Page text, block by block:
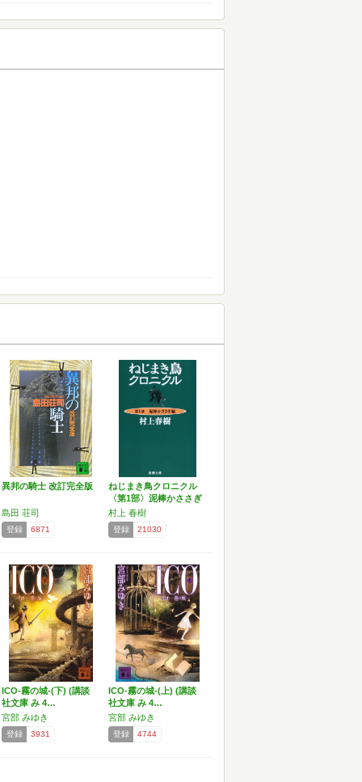
異邦の騎士 改訂完全版
島田 荘司
登録 6871
ねじまき鳥クロニクル
〈第1部〉泥棒かささぎ
編…
村上 春樹
登録 21030
ICO-霧の城-(下) (講談
社文庫 み 4…
宮部 みゆき
登録 3931
ICO-霧の城-(上) (講談
社文庫 み 4…
宮部 みゆき
登録 4744